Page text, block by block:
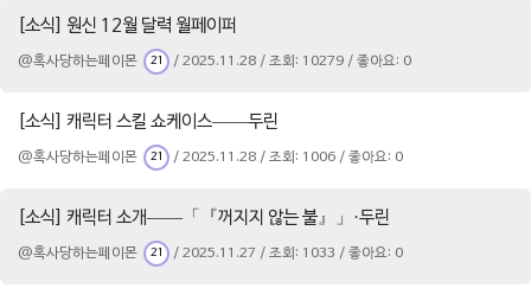
[소식] 원신 12월 달력 월페이퍼
@혹사당하는페이몬 21 / 2025.11.28 / 조회: 10279 / 좋아요: 0
[소식] 캐릭터 스킬 쇼케이스——두린
@혹사당하는페이몬 21 / 2025.11.28 / 조회: 1006 / 좋아요: 0
[소식] 캐릭터 소개——「『꺼지지 않는 불』」·두린
@혹사당하는페이몬 21 / 2025.11.27 / 조회: 1033 / 좋아요: 0